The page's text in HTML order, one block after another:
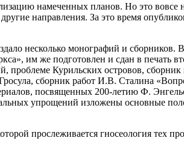
намеченных планов. Но это вовсе
направления. За это время
несколько монографий и сборников.
им же подготовлен и сдан в печать
Курильских островов, сборник
сборник работ И.В. Сталина
посвященных 200-летию Ф.
упрощений изложены основные
прослеживается гносеология тех